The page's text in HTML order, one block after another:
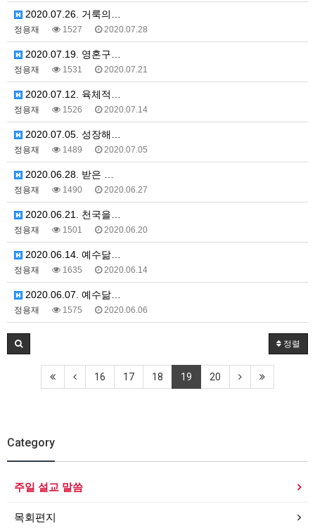
2020.07.26. 거룩의…
정용재 1527 2020.07.28
2020.07.19. 영혼구…
정용재 1531 2020.07.21
2020.07.12. 육체적…
정용재 1526 2020.07.14
2020.07.05. 성장해…
정용재 1489 2020.07.05
2020.06.28. 받은 …
정용재 1490 2020.06.27
2020.06.21. 천국을…
정용재 1501 2020.06.20
2020.06.14. 예수닮…
정용재 1635 2020.06.14
2020.06.07. 예수닮…
정용재 1575 2020.06.06
정렬
16 17 18 19 20
Category
주일 설교 말씀
목회편지